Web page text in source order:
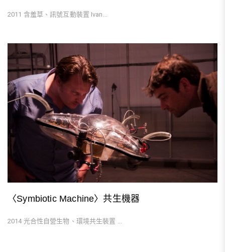
2011 含羞草、訊號互動裝置 Ivan...
〈Symbiotic Machine〉共生機器
2014 光合性自營生物、環境共生裝置 ...